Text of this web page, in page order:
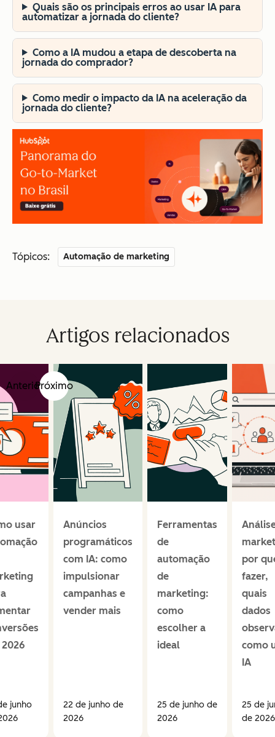
Quais são os principais erros ao usar IA para
automatizar a jornada do cliente?
Como a IA mudou a etapa de descoberta na
jornada do comprador?
Como medir o impacto da IA na aceleração da
jornada do cliente?
Tópicos: Automação de marketing
Artigos relacionados
AnteriorPróximo
usar
junho
Anúncios
programáticos
com IA: como
impulsionar
campanhas e
vender mais
22 de junho de
2026
Ferramentas
de
automação
de
marketing:
como
escolher a
ideal
25 de junho de
2026
por
fazer,
quais
dados
como
IA
25 de
de 2026